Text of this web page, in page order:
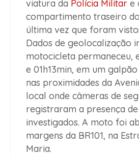
viatura da Polícia Militar e
compartimento traseiro
última vez que foram
Dados de geolocalização
motocicleta permaneceu,
e 01h13min, em um
nas proximidades da
local onde câmeras de
registraram a presença
investigados. A moto foi
margens da BR101, na
Maria.